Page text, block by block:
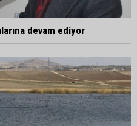
devam ediyor